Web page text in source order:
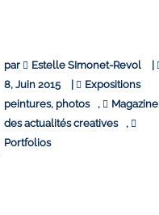
par Estelle SImonet-Revol
|
8, Juin 2015
|
Expositions
peintures, photos
,
Magazine
des actualités creatives
,
Portfolios